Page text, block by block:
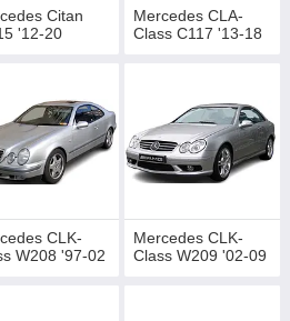
g118143560-mercedes-clk-
C218 '10-
g114289018-mercedes-cls-
g114289145-mercedes-cls-
Citan
'12-20
Mercedes CLA-
Class C117 '13-18
CLK-
W208 '97-02
Mercedes CLK-
Class W209 '02-09